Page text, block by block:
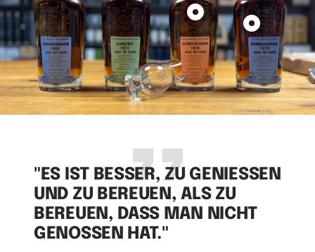
Produkt
Glenglassaugh
1978/2018
-
30th
Anniversary
-
Signatory
Vintage
anzeigen
Produkt
Bunnahabhain
1978/2018
30th
Anniversary
+
-
Signatory
anzeigen
"ES IST BESSER, ZU GENIESSEN
UND ZU BEREUEN, ALS ZU
BEREUEN, DASS MAN NICHT
GENOSSEN HAT."